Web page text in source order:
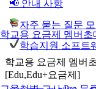
학교용 요금제 멤버초
📢 안내 사항
자주 묻는 질문
학습지원 소프트
학교용 요금제 멤버
[Edu,Edu+요금제]